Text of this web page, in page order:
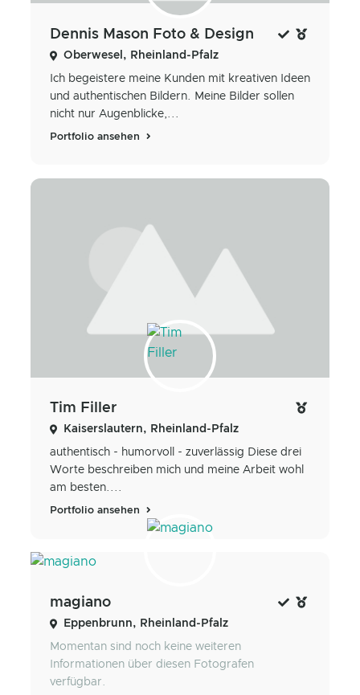
Dennis Mason Foto & Design
Oberwesel, Rheinland-Pfalz
Ich begeistere meine Kunden mit kreativen Ideen
und authentischen Bildern. Meine Bilder sollen
nicht nur Augenblicke,...
Portfolio ansehen
Tim Filler
Kaiserslautern, Rheinland-Pfalz
authentisch - humorvoll - zuverlässig Diese drei
Worte beschreiben mich und meine Arbeit wohl
am besten....
Portfolio ansehen
magiano
Eppenbrunn, Rheinland-Pfalz
Momentan sind noch keine weiteren
Informationen über diesen Fotografen
verfügbar.